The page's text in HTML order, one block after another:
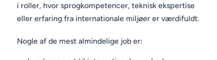
i roller, hvor sprogkompetencer, teknisk ekspertise
eller erfaring fra internationale miljøer er værdifuldt.
Nogle af de mest almindelige job er: